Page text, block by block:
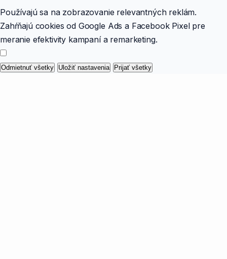
Používajú sa na zobrazovanie relevantných reklám.
Zahŕňajú cookies od Google Ads a Facebook Pixel pre
meranie efektivity kampaní a remarketing.
Odmietnuť všetky Uložiť nastavenia Prijať všetky